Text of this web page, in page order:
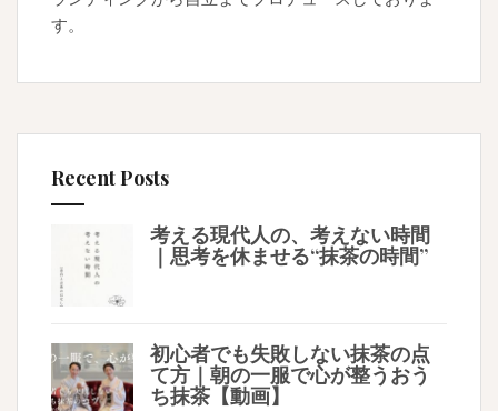
す。
Recent Posts
考える現代人の、考えない時間
｜思考を休ませる“抹茶の時間”
初心者でも失敗しない抹茶の点
て方｜朝の一服で心が整うおう
ち抹茶【動画】